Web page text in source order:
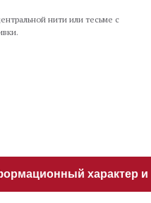
нити или тесьме с
характер